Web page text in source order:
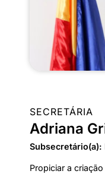
SECRETÁRIA
Adriana
Subsecretário(a):
Propiciar a